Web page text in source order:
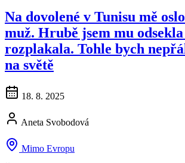
Na dovolené v Tunisu mě
muž. Hrubě jsem mu odsekla
rozplakala. Tohle bych
na světě
18. 8. 2025
Aneta Svobodová
Mimo Evropu